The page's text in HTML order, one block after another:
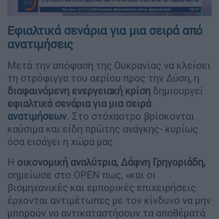
Εφιαλτικά σενάρια για μια σειρά από
ανατιμήσεις
Μετά την απόφαση της Ουκρανίας να κλείσει
τη στρόφιγγα του αερίου προς την Δύση, η
διαφαινόμενη ενεργειακή κρίση δημιουργεί
εφιαλτικά σενάρια για μια σειρά
ανατιμήσεων. Στο στόχαστρο βρίσκονται
καύσιμα και είδη πρώτης ανάγκης- κυρίως
όσα εισάγει η χώρα μας.
Η οικονομική αναλύτρια, Δάφνη Γρηγοριάδη,
σημείωσε στο OPEN πως, «και οι
βιομηχανικές και εμπορικές επιχειρήσεις
έρχονται αντιμέτωπες με τον κίνδυνο να μην
μπορούν να αντικαταστήσουν τα αποθέματά